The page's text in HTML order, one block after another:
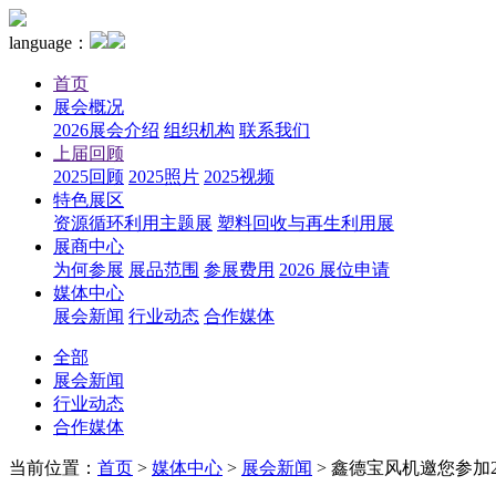
language：
首页
展会概况
2026展会介绍 组织机构 联系我们
上届回顾
2025回顾 2025照片 2025视频
特色展区
资源循环利用主题展 塑料回收与再生利用展
展商中心
为何参展 展品范围 参展费用 2026 展位申请
媒体中心
展会新闻 行业动态 合作媒体
全部
展会新闻
行业动态
合作媒体
当前位置： 首页 > 媒体中心 > 展会新闻 > 鑫德宝风机邀您参加